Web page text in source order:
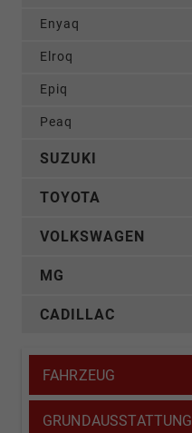
Enyaq
Elroq
Epiq
Peaq
SUZUKI
TOYOTA
VOLKSWAGEN
MG
CADILLAC
FAHRZEUG
GRUNDAUSSTATTUNG